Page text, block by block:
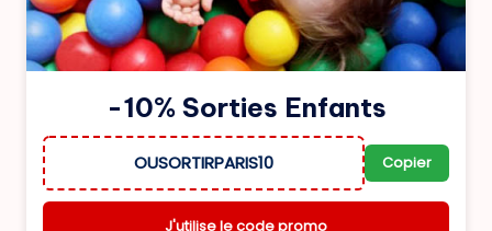
-10% Sorties Enfants
OUSORTIRPARIS10 Copier
J'utilise le code promo